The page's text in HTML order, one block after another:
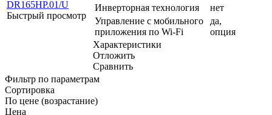
Быстрый просмотр
Инверторная технология
нет
Управление c мобильного
приложения по Wi-Fi
да,
опция
Характеристики
Отложить
Сравнить
Фильтр по параметрам
Сортировка
По цене (возрастание)
Цена